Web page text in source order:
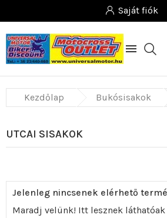
Saját fiók

Kezdőlap Bukósisakok
UTCAI SISAKOK
Jelenleg nincsenek elérhető
Maradj velünk! Itt lesznek